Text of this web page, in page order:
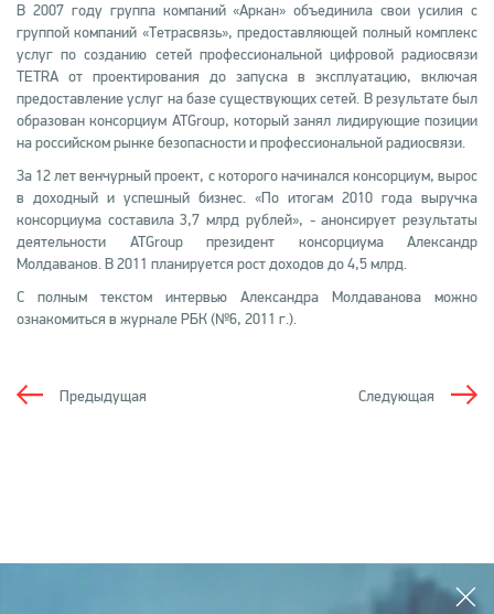
В 2007 году группа компаний «Аркан» объединила свои усилия с
группой компаний «Тетрасвязь», предоставляющей полный комплекс
услуг по созданию сетей профессиональной цифровой радиосвязи
TETRA от проектирования до запуска в эксплуатацию, включая
предоставление услуг на базе существующих сетей. В результате был
образован консорциум ATGroup, который занял лидирующие позиции
на российском рынке безопасности и профессиональной радиосвязи.
За 12 лет венчурный проект, с которого начинался консорциум, вырос
в доходный и успешный бизнес. «По итогам 2010 года выручка
консорциума составила 3,7 млрд рублей», - анонсирует результаты
деятельности ATGroup президент консорциума Александр
Молдаванов. В 2011 планируется рост доходов до 4,5 млрд.
С полным текстом интервью Александра Молдаванова можно
ознакомиться в журнале РБК (№6, 2011 г.).
Следующая
Предыдущая